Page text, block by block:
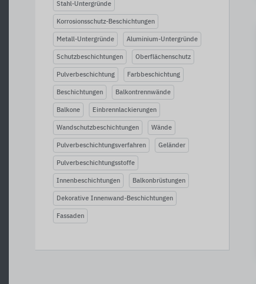
Stahl-Untergründe
Korrosionsschutz-Beschichtungen
Metall-Untergründe Aluminium-Untergründe
Schutzbeschichtungen Oberflächenschutz
Pulverbeschichtung Farbbeschichtung
Beschichtungen Balkontrennwände
Balkone Einbrennlackierungen
Wandschutzbeschichtungen Wände
Pulverbeschichtungsverfahren Geländer
Pulverbeschichtungsstoffe
Innenbeschichtungen Balkonbrüstungen
Dekorative Innenwand-Beschichtungen
Fassaden